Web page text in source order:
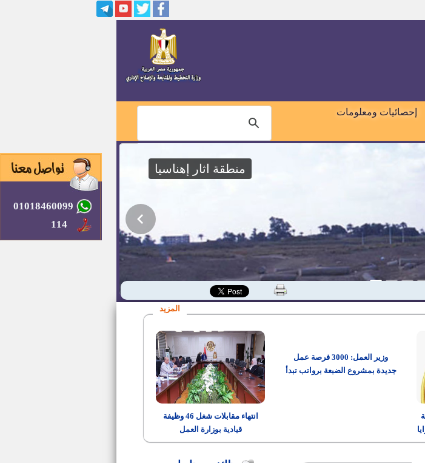
01018460099
114
إحصائيات ومعلومات
منطقة اثار إهناسيا
المزيد
وزير العمل: 3000 فرصة عمل
جديدة بمشروع الضبعة برواتب تبدأ
انتهاء مقابلات شغل 46 وظيفة
قيادية بوزارة العمل
وظائف بوزارة التخطيط والمتابعة
وظائف بمصنع سوفت روز انتر
وظائف بمصنع ايميا دينيم للملابس
وظائف بجامعة بنى سويف
نتيجة التظلمات بمصلحة الشهر
العقاري والتوثيق
بالازهر
مهندسين بقناة السويس
وظائف بشركة ايديتا
20 وظيفة واعظ في مجال تحقيق
التراث بالأزهر الشريف